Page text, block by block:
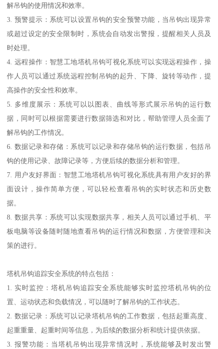
解吊钩的使用情况和效率。
3. 预警提示：系统可以设置吊钩的安全预警功能，当吊钩出现异常
或超过设定的安全限制时，系统会自动发出警报，提醒相关人员及
时处理。
4. 远程操作：智慧工地塔机吊钩可视化系统可以实现远程操作，操
作人员可以通过系统远程控制吊钩的起升、下降、旋转等动作，提
高操作的安全性和效率。
5. 多维度展示：系统可以以图表、曲线等形式展示吊钩的运行数
据，同时可以根据需要进行数据筛选和对比，帮助管理人员全面了
解吊钩的工作情况。
6. 数据记录和存储：系统可以记录和存储吊钩的运行数据，包括吊
钩的使用记录、故障记录等，方便后续的数据分析和管理。
7. 用户友好界面：智慧工地塔机吊钩可视化系统具有用户友好的界
面设计，操作简单方便，可以轻松查看吊钩的实时状态和历史数
据。
8. 数据共享：系统可以实现数据共享，相关人员可以通过手机、平
板电脑等设备随时随地查看吊钩的运行情况和数据，方便管理和决
策的进行。
塔机吊钩追踪安全系统的特点包括：
1. 实时监控：塔机吊钩追踪安全系统能够实时监控塔机吊钩的位
置、运动状态和负载情况，可以随时了解吊钩的工作状态。
2. 数据记录：系统可以记录塔机吊钩的工作数据，包括起重高度、
起重重量、起重时间等信息，为后续的数据分析和统计提供依据。
3. 报警功能：当塔机吊钩出现异常情况时，系统能够及时发出警